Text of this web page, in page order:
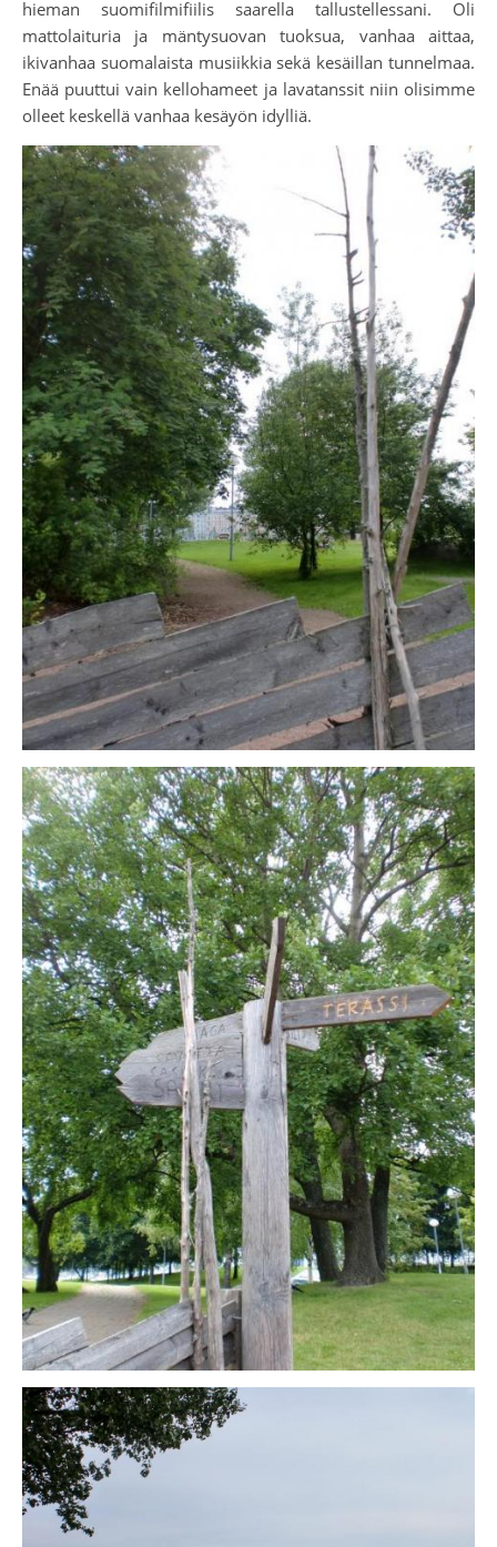
hieman suomifilmifiilis saarella tallustellessani. Oli
mattolaituria ja mäntysuovan tuoksua, vanhaa aittaa,
ikivanhaa suomalaista musiikkia sekä kesäillan tunnelmaa.
Enää puuttui vain kellohameet ja lavatanssit niin olisimme
olleet keskellä vanhaa kesäyön idylliä.